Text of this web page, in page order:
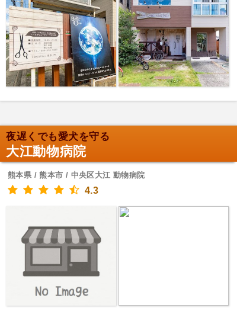
夜遅くでも愛犬を守る
大江動物病院
熊本県 / 熊本市 / 中央区大江 動物病院
4.3